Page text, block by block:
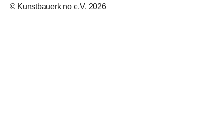
© Kunstbauerkino e.V. 2026